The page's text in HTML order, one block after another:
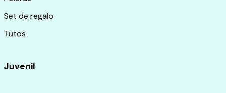
Set de regalo
Tutos
Juvenil